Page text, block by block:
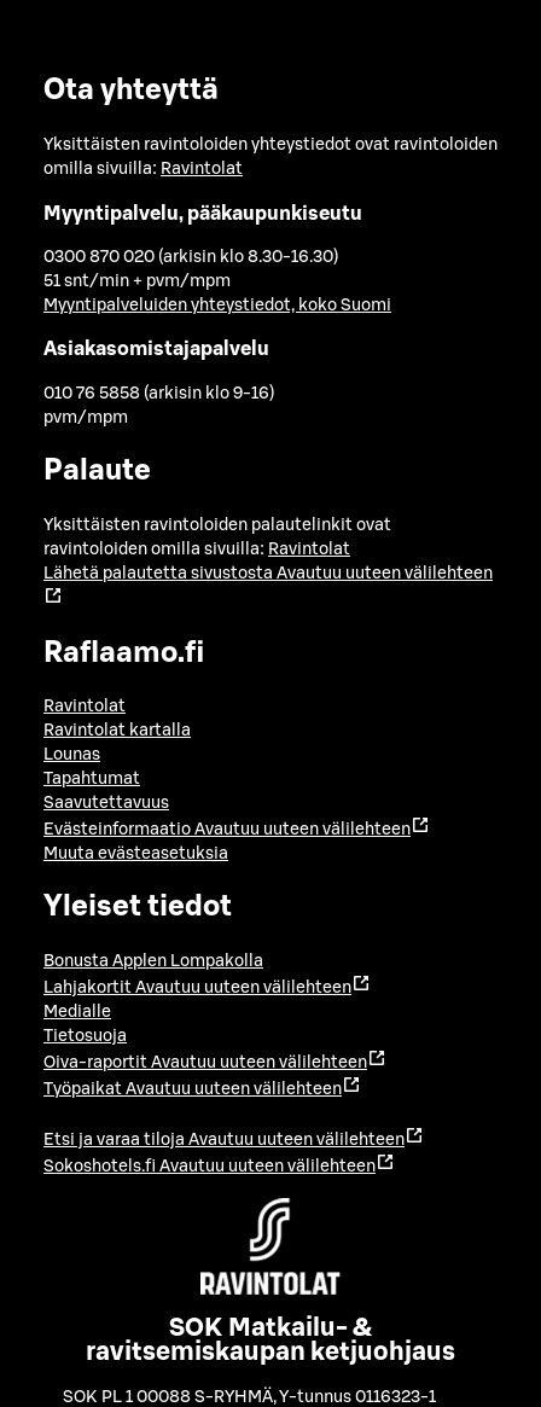
Ota yhteyttä
Yksittäisten ravintoloiden yhteystiedot ovat ravintoloiden
omilla sivuilla: Ravintolat
Myyntipalvelu, pääkaupunkiseutu
0300 870 020 (arkisin klo 8.30-16.30)
51 snt/min + pvm/mpm
Myyntipalveluiden yhteystiedot, koko Suomi
Asiakasomistajapalvelu
010 76 5858 (arkisin klo 9-16)
pvm/mpm
Palaute
Yksittäisten ravintoloiden palautelinkit ovat
ravintoloiden omilla sivuilla: Ravintolat
Lähetä palautetta sivustosta Avautuu uuteen välilehteen
Raflaamo.fi
Ravintolat
Ravintolat kartalla
Lounas
Tapahtumat
Saavutettavuus
Evästeinformaatio Avautuu uuteen välilehteen
Muuta evästeasetuksia
Yleiset tiedot
Bonusta Applen Lompakolla
Lahjakortit Avautuu uuteen välilehteen
Medialle
Tietosuoja
Oiva-raportit Avautuu uuteen välilehteen
Työpaikat Avautuu uuteen välilehteen
Etsi ja varaa tiloja Avautuu uuteen välilehteen
Sokoshotels.fi Avautuu uuteen välilehteen
SOK Matkailu- &
ravitsemiskaupan ketjuohjaus
SOK PL 1 00088 S-RYHMÄ,Y-tunnus 0116323-1